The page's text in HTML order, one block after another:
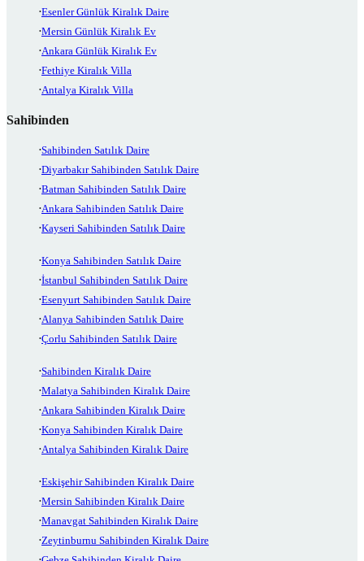
Esenler Günlük Kiralık Daire
Mersin Günlük Kiralık Ev
Ankara Günlük Kiralık Ev
Fethiye Kiralık Villa
Antalya Kiralık Villa
Sahibinden
Sahibinden Satılık Daire
Diyarbakır Sahibinden Satılık Daire
Batman Sahibinden Satılık Daire
Ankara Sahibinden Satılık Daire
Kayseri Sahibinden Satılık Daire
Konya Sahibinden Satılık Daire
İstanbul Sahibinden Satılık Daire
Esenyurt Sahibinden Satılık Daire
Alanya Sahibinden Satılık Daire
Çorlu Sahibinden Satılık Daire
Sahibinden Kiralık Daire
Malatya Sahibinden Kiralık Daire
Ankara Sahibinden Kiralık Daire
Konya Sahibinden Kiralık Daire
Antalya Sahibinden Kiralık Daire
Eskişehir Sahibinden Kiralık Daire
Mersin Sahibinden Kiralık Daire
Manavgat Sahibinden Kiralık Daire
Zeytinburnu Sahibinden Kiralık Daire